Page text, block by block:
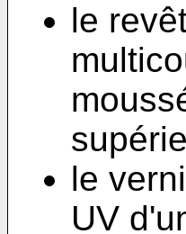
le
le
UV